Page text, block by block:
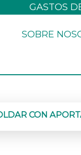
GASTOS
SOBRE
CON